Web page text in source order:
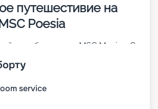
путешестивие на
Poesia
корабль класса MSC Musica. Он
борту пассажиров ожидает мир
в 1 275 кают разных
стоит отметить, что около 80
и многие оснащены
service